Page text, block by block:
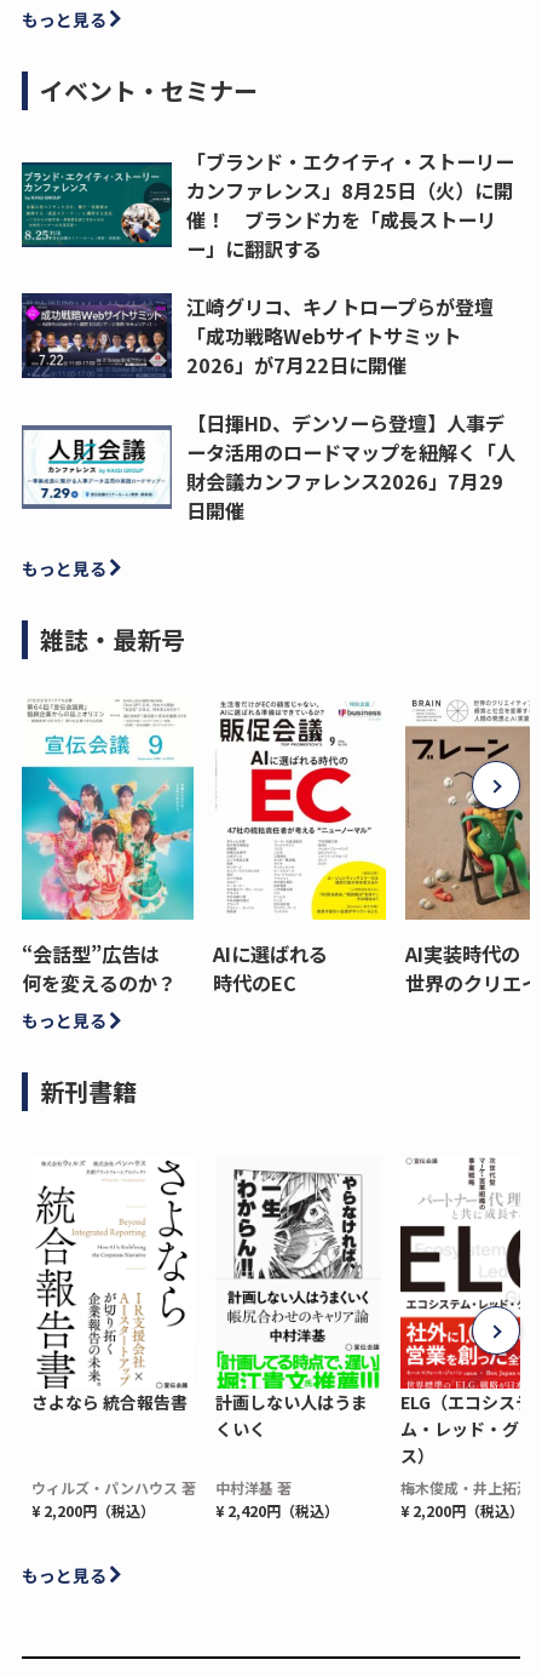
もっと見る
イベント・セミナー
「ブランド・エクイティ・ストーリー
カンファレンス」8月25日（火）に開
催！ ブランド力を「成長ストーリ
ー」に翻訳する
江崎グリコ、キノトロープらが登壇
「成功戦略Webサイトサミット
2026」が7月22日に開催
【日揮HD、デンソーら登壇】人事デ
ータ活用のロードマップを紐解く「人
財会議カンファレンス2026」7月29
日開催
もっと見る
雑誌・最新号
“会話型”広告は
何を変えるのか？
AIに選ばれる
時代のEC
AI実装時代の
世界のクリエ
もっと見る
新刊書籍
さよなら 統合報告書
ウィルズ・パンハウス 著
¥ 2,200円（税込）
計画しない人はうま
くいく
中村洋基 著
¥ 2,420円（税込）
ELG（エコシステ
ム・レッド・グロ
ス）
梅木俊成・井上拓海
¥ 2,200円（税込）
もっと見る